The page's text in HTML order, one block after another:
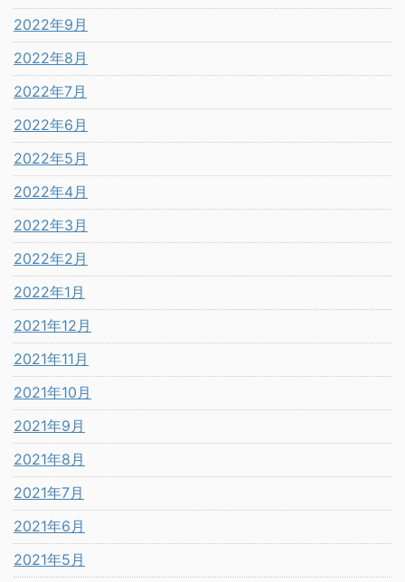
2022年9月
2022年8月
2022年7月
2022年6月
2022年5月
2022年4月
2022年3月
2022年2月
2022年1月
2021年12月
2021年11月
2021年10月
2021年9月
2021年8月
2021年7月
2021年6月
2021年5月